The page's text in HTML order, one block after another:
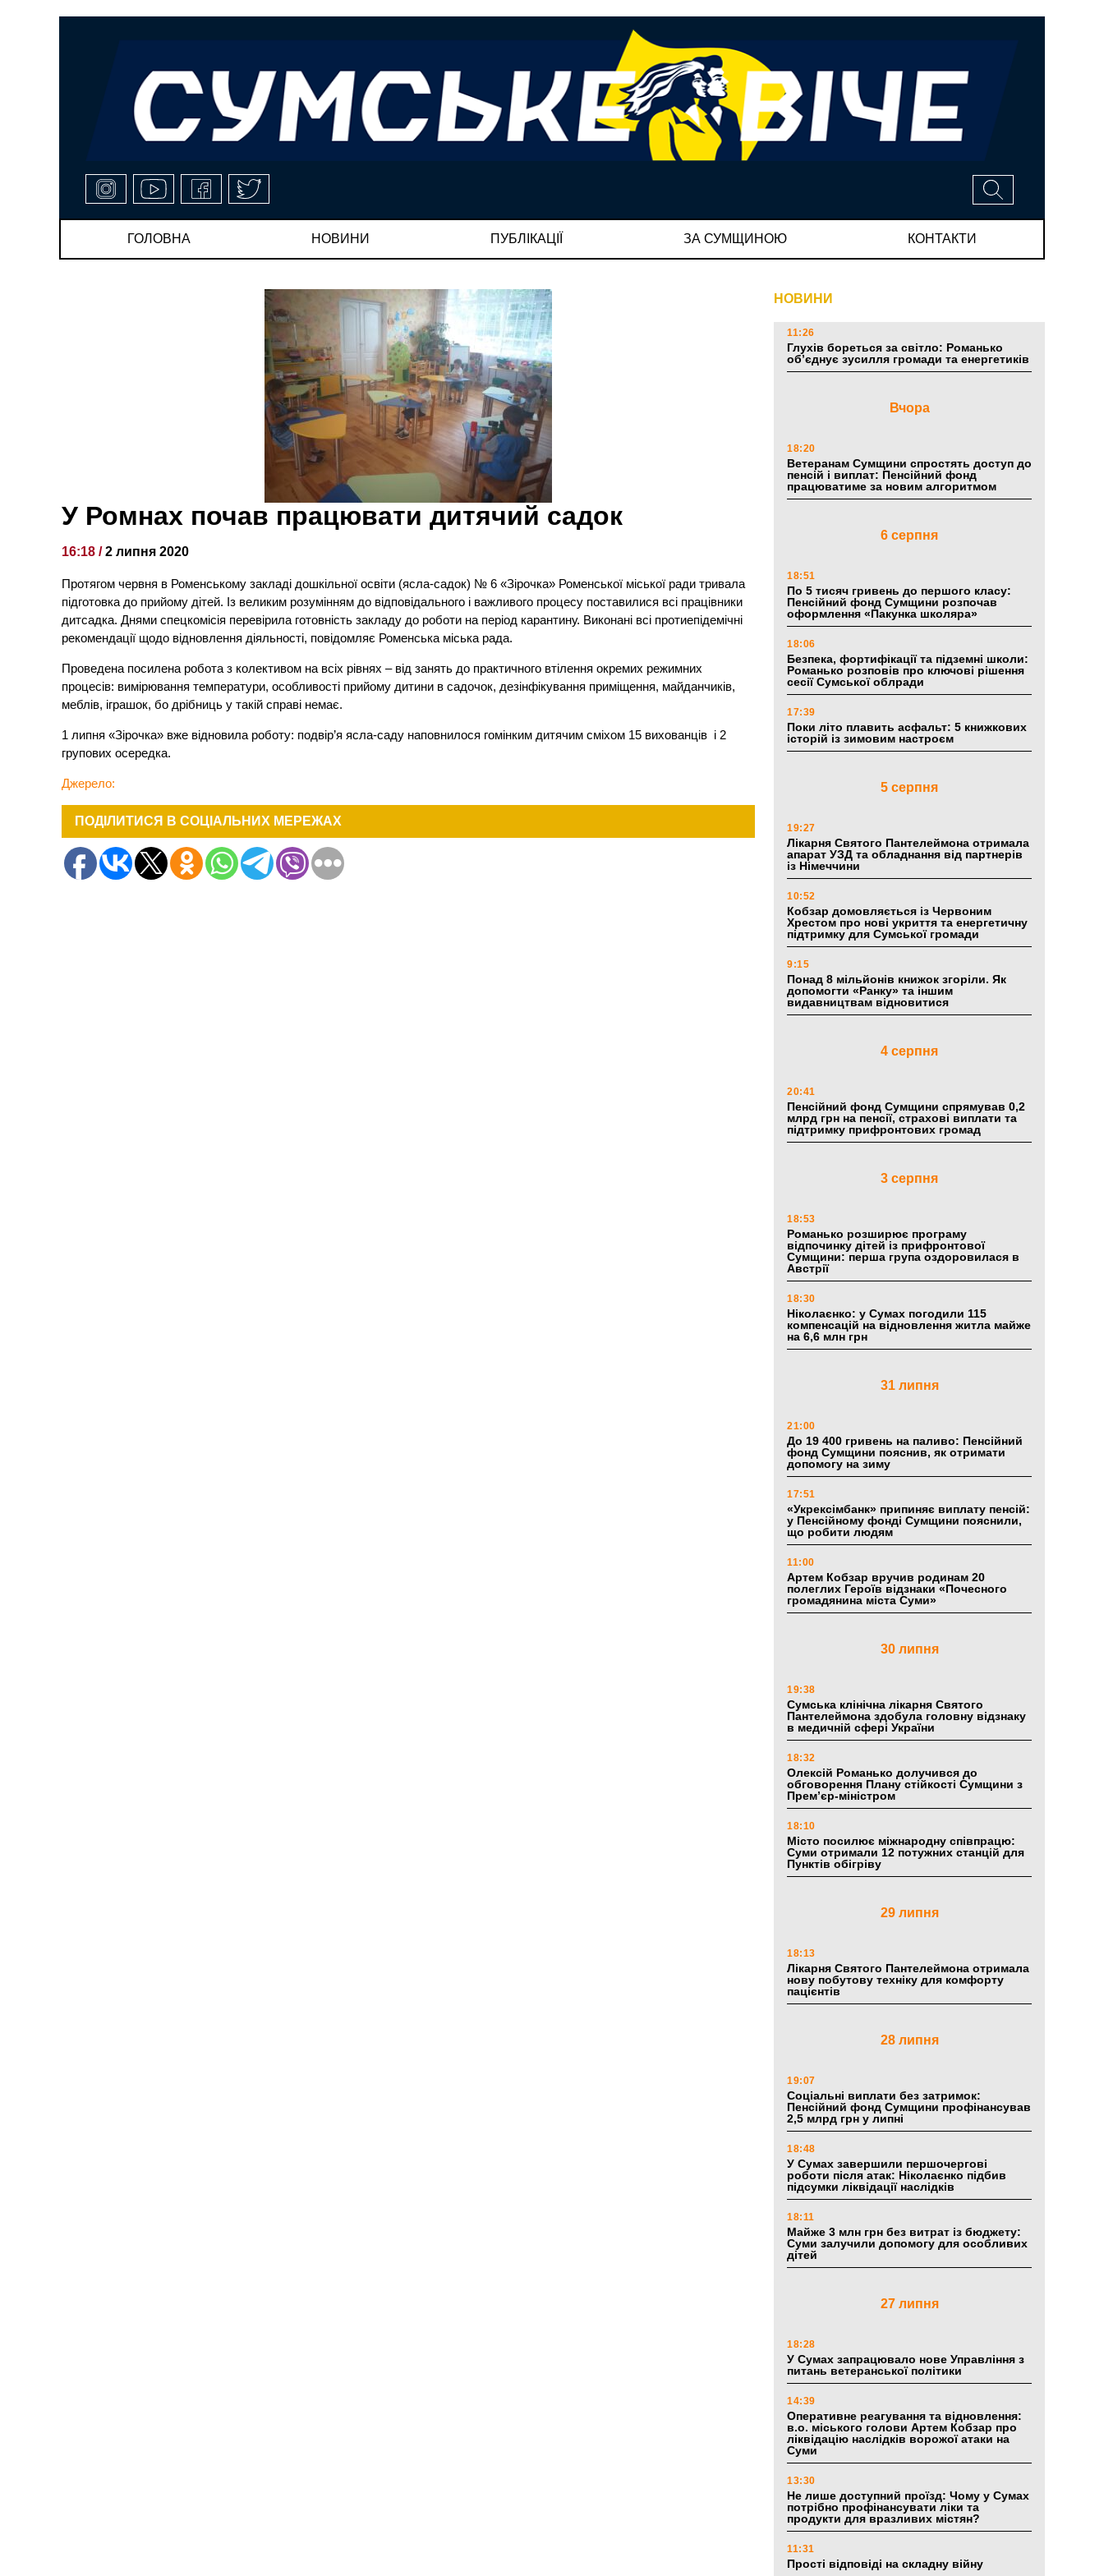
ГОЛОВНА НОВИНИ ПУБЛІКАЦІЇ ЗА СУМЩИНОЮ КОНТАКТИ
У Ромнах почав працювати дитячий садок
16:18 /2 липня 2020
Протягом червня в Роменському закладі дошкільної освіти (ясла-садок) № 6 «Зірочка» Роменської міської ради тривала
підготовка до прийому дітей. Із великим розумінням до відповідального і важливого процесу поставилися всі працівники
дитсадка. Днями спецкомісія перевірила готовність закладу до роботи на період карантину. Виконані всі протиепідемічні
рекомендації щодо відновлення діяльності, повідомляє Роменська міська рада.
Проведена посилена робота з колективом на всіх рівнях – від занять до практичного втілення окремих режимних
процесів: вимірювання температури, особливості прийому дитини в садочок, дезінфікування приміщення, майданчиків,
меблів, іграшок, бо дрібниць у такій справі немає.
1 липня «Зірочка» вже відновила роботу: подвір’я ясла-саду наповнилося гомінким дитячим сміхом 15 вихованців і 2
групових осередка.
Джерело:
ПОДІЛИТИСЯ В СОЦІАЛЬНИХ МЕРЕЖАХ
НОВИНИ
11:26
Глухів бореться за світло: Романько
об’єднує зусилля громади та енергетиків
Вчора
18:20
Ветеранам Сумщини спростять доступ до
пенсій і виплат: Пенсійний фонд
працюватиме за новим алгоритмом
6 серпня
18:51
По 5 тисяч гривень до першого класу:
Пенсійний фонд Сумщини розпочав
оформлення «Пакунка школяра»
18:06
Безпека, фортифікації та підземні школи:
Романько розповів про ключові рішення
сесії Сумської облради
17:39
Поки літо плавить асфальт: 5 книжкових
історій із зимовим настроєм
5 серпня
19:27
Лікарня Святого Пантелеймона отримала
апарат УЗД та обладнання від партнерів
із Німеччини
10:52
Кобзар домовляється із Червоним
Хрестом про нові укриття та енергетичну
підтримку для Сумської громади
9:15
Понад 8 мільйонів книжок згоріли. Як
допомогти «Ранку» та іншим
видавництвам відновитися
4 серпня
20:41
Пенсійний фонд Сумщини спрямував 0,2
млрд грн на пенсії, страхові виплати та
підтримку прифронтових громад
3 серпня
18:53
Романько розширює програму
відпочинку дітей із прифронтової
Сумщини: перша група оздоровилася в
Австрії
18:30
Ніколаєнко: у Сумах погодили 115
компенсацій на відновлення житла майже
на 6,6 млн грн
31 липня
21:00
До 19 400 гривень на паливо: Пенсійний
фонд Сумщини пояснив, як отримати
допомогу на зиму
17:51
«Укрексімбанк» припиняє виплату пенсій:
у Пенсійному фонді Сумщини пояснили,
що робити людям
11:00
Артем Кобзар вручив родинам 20
полеглих Героїв відзнаки «Почесного
громадянина міста Суми»
30 липня
19:38
Сумська клінічна лікарня Святого
Пантелеймона здобула головну відзнаку
в медичній сфері України
18:32
Олексій Романько долучився до
обговорення Плану стійкості Сумщини з
Прем’єр-міністром
18:10
Місто посилює міжнародну співпрацю:
Суми отримали 12 потужних станцій для
Пунктів обігріву
29 липня
18:13
Лікарня Святого Пантелеймона отримала
нову побутову техніку для комфорту
пацієнтів
28 липня
19:07
Соціальні виплати без затримок:
Пенсійний фонд Сумщини профінансував
2,5 млрд грн у липні
18:48
У Сумах завершили першочергові
роботи після атак: Ніколаєнко підбив
підсумки ліквідації наслідків
18:11
Майже 3 млн грн без витрат із бюджету:
Суми залучили допомогу для особливих
дітей
27 липня
18:28
У Сумах запрацювало нове Управління з
питань ветеранської політики
14:39
Оперативне реагування та відновлення:
в.о. міського голови Артем Кобзар про
ліквідацію наслідків ворожої атаки на
Суми
13:30
Не лише доступний проїзд: Чому у Сумах
потрібно профінансувати ліки та
продукти для вразливих містян?
11:31
Прості відповіді на складну війну